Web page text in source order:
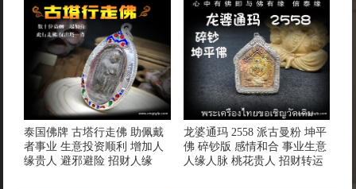
泰国佛牌 古塔行走佛 助佩戴
者事业 生意投资顺利 增加人
缘贵人 避邪避险 招财人缘
龙婆通玛 2558 派古曼粉 坤平
佛 碎钞版 感情和合 事业生意
人缘人脉 桃花贵人 招财转运